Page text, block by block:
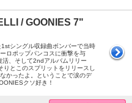
/ GOONIES 7"
シングル収録曲ボンバーで当時
ロポップパンコスに衝撃を与
活、そして2ndアルバムリリー
りとこのスプリットをリリースし
かったよ。ということで涙のデ
クソ好き！